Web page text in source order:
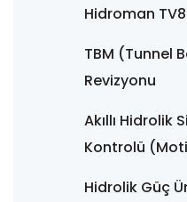
Hidroman
TBM (Tunnel
Revizyonu
Akıllı Hidrolik
Kontrolü
Hidrolik Güç